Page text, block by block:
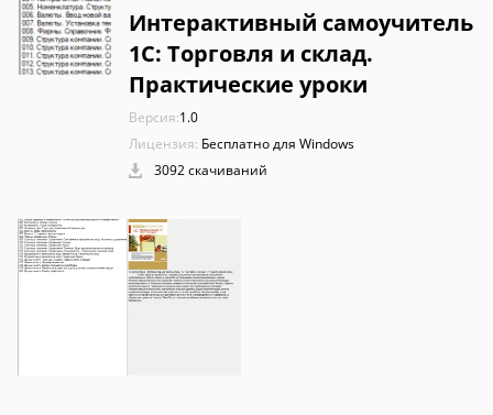
Интерактивный самоучитель
1С: Торговля и склад.
Практические уроки
Версия:1.0
Лицензия: Бесплатно для Windows
3092 скачиваний